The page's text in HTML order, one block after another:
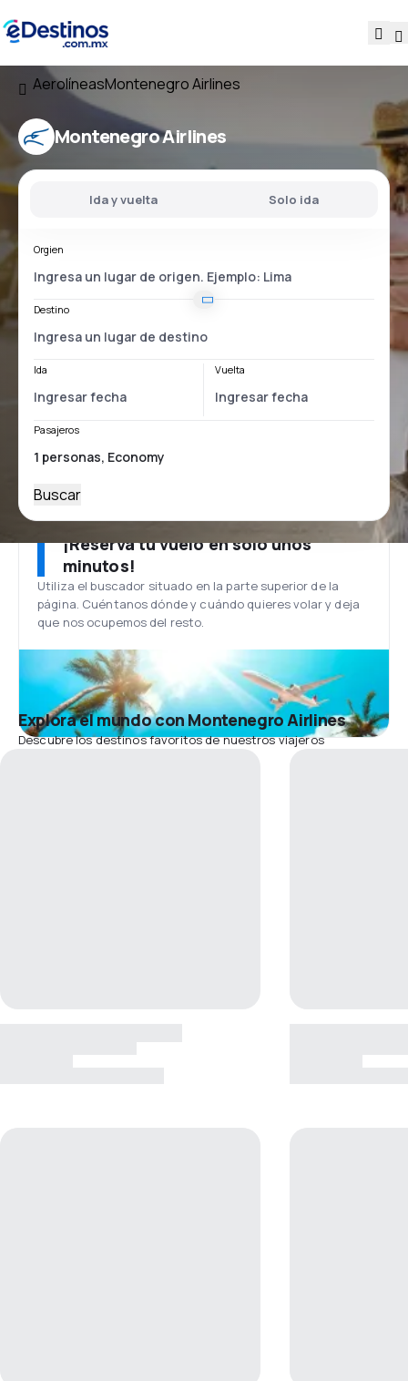
AerolíneasMontenegro Airlines
Montenegro Airlines
Ida y vuelta Solo ida
Orgien
Destino
Ida Vuelta
Pasajeros
Buscar
¡Reserva tu vuelo en solo unos
minutos!
Utiliza el buscador situado en la parte superior de la
página. Cuéntanos dónde y cuándo quieres volar y deja
que nos ocupemos del resto.
Explora el mundo con Montenegro Airlines
Descubre los destinos favoritos de nuestros viajeros